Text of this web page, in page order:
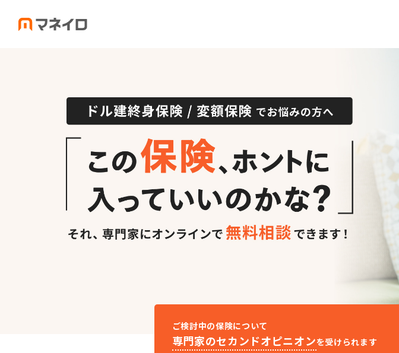
ご検討中の保険について
専門家のセカンドオピニオンを受けられます